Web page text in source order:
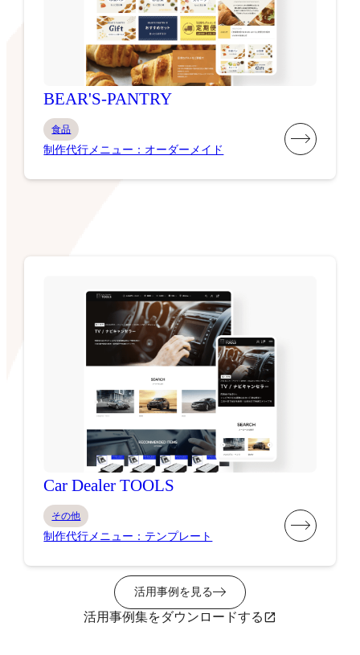
BEAR'S-PANTRY
食品
制作代行メニュー：オーダーメイド
Car Dealer TOOLS
その他
制作代行メニュー：テンプレート
活用事例を見る
活用事例集をダウンロードする